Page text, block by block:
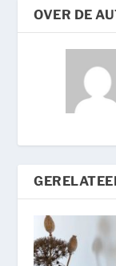
OVER DE